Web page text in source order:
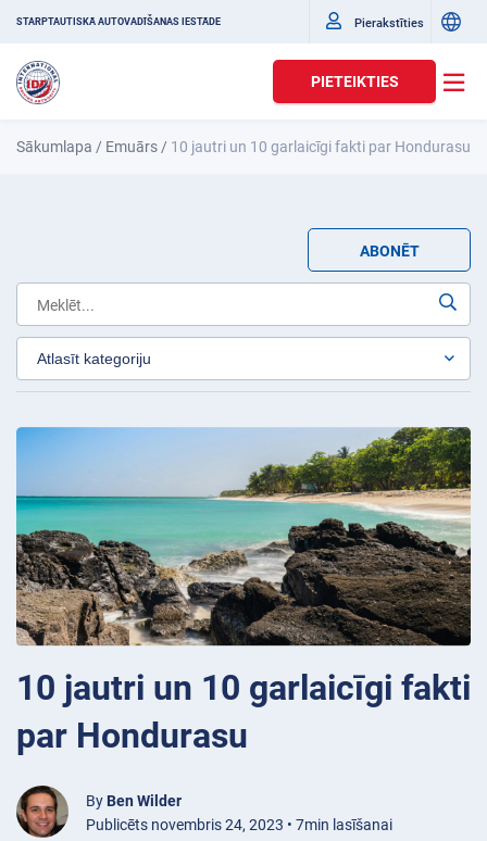
STARPTAUTISKĀ AUTOVADĪŠANAS IESTĀDE Pierakstīties
PIETEIKTIES
Sākumlapa / Emuārs / 10 jautri un 10 garlaicīgi fakti par Hondurasu
ABONĒT
10 jautri un 10 garlaicīgi fakti
par Hondurasu
By Ben Wilder
Publicēts novembris 24, 2023 • 7min lasīšanai